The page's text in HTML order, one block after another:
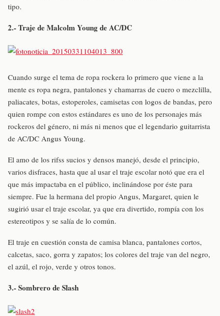
tipo.
2.- Traje de Malcolm Young de AC/DC
Cuando surge el tema de ropa rockera lo primero que viene a la
mente es ropa negra, pantalones y chamarras de cuero o mezclilla,
paliacates, botas, estoperoles, camisetas con logos de bandas, pero
quien rompe con estos estándares es uno de los personajes más
rockeros del género, ni más ni menos que el legendario guitarrista
de AC/DC Angus Young.
El amo de los rifss sucios y densos manejó, desde el principio,
varios disfraces, hasta que al usar el traje escolar notó que era el
que más impactaba en el público, inclinándose por éste para
siempre. Fue la hermana del propio Angus, Margaret, quien le
sugirió usar el traje escolar, ya que era divertido, rompía con los
estereotipos y se salía de lo común.
El traje en cuestión consta de camisa blanca, pantalones cortos,
calcetas, saco, gorra y zapatos; los colores del traje van del negro,
el azúl, el rojo, verde y otros tonos.
3.- Sombrero de Slash